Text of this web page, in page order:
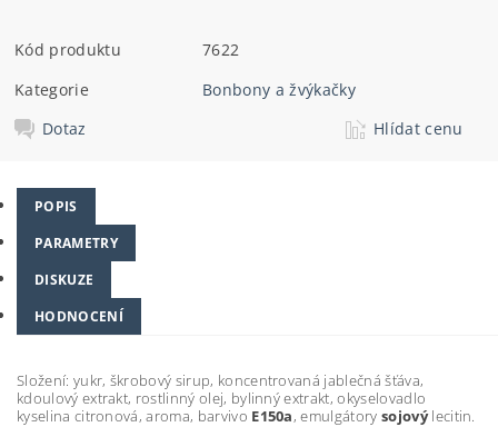
Kód produktu
7622
Kategorie
Bonbony a žvýkačky
Dotaz
Hlídat cenu
POPIS
PARAMETRY
DISKUZE
HODNOCENÍ
Složení: yukr, škrobový sirup, koncentrovaná jablečná šťáva,
kdoulový extrakt, rostlinný olej, bylinný extrakt, okyselovadlo
kyselina citronová, aroma, barvivo E150a, emulgátory sojovýlecitin.